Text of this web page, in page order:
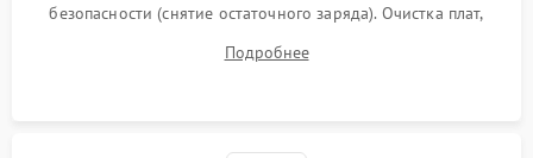
безопасности (снятие остаточного заряда). Очистка плат,
и кистей для предотвращения перегрева и замыканий.
Подробнее